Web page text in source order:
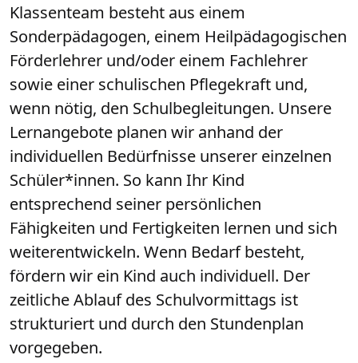
Klassenteam besteht aus einem
Sonderpädagogen, einem Heilpädagogischen
Förderlehrer und/oder einem Fachlehrer
sowie einer schulischen Pflegekraft und,
wenn nötig, den Schulbegleitungen. Unsere
Lernangebote planen wir anhand der
individuellen Bedürfnisse unserer einzelnen
Schüler*innen. So kann Ihr Kind
entsprechend seiner persönlichen
Fähigkeiten und Fertigkeiten lernen und sich
weiterentwickeln. Wenn Bedarf besteht,
fördern wir ein Kind auch individuell. Der
zeitliche Ablauf des Schulvormittags ist
strukturiert und durch den Stundenplan
vorgegeben.